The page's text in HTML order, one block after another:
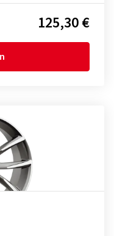
125,30 €